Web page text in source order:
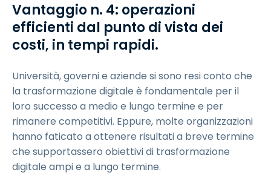
Vantaggio n. 4: operazioni
efficienti dal punto di vista dei
costi, in tempi rapidi.
Università, governi e aziende si sono resi conto che
la trasformazione digitale è fondamentale per il
loro successo a medio e lungo termine e per
rimanere competitivi. Eppure, molte organizzazioni
hanno faticato a ottenere risultati a breve termine
che supportassero obiettivi di trasformazione
digitale ampi e a lungo termine.